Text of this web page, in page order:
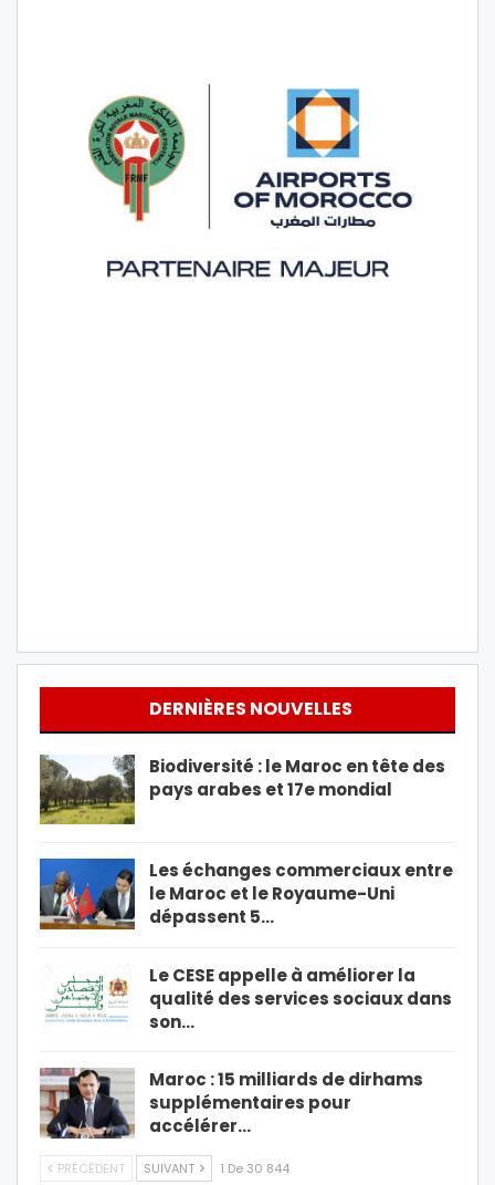
DERNIÈRES NOUVELLES
Biodiversité : le Maroc en tête des
pays arabes et 17e mondial
Les échanges commerciaux entre
le Maroc et le Royaume-Uni
dépassent 5…
Le CESE appelle à améliorer la
qualité des services sociaux dans
son…
Maroc : 15 milliards de dirhams
supplémentaires pour
accélérer…
PRÉCÉDENT SUIVANT 1 De 30 844